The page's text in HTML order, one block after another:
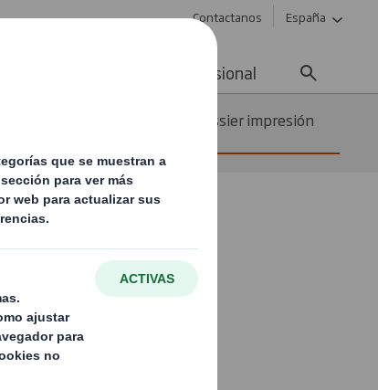
Contactanos España
Carrera profesional
las
Descargar dossier impresión
al